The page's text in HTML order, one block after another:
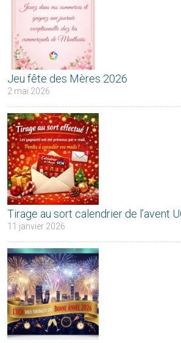
Jeu fête des Mères 2026
2 mai 2026
Tirage au sort calendrier de l’avent
11 janvier 2026